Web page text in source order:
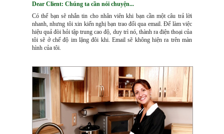
Dear Client: Chúng ta cần nói chuyện...
Có thể bạn sẽ nhắn tin cho nhân viên khi bạn cần một câu trả lời
nhanh, nhưng tôi xin kiến nghị bạn trao đổi qua email. Để làm việc
hiệu quả đòi hỏi tập trung cao độ, duy trì nó, thành ra điện thoại của
tôi sẽ ở chế độ im lặng đôi khi. Email sẽ không hiện ra trên màn
hình của tôi.